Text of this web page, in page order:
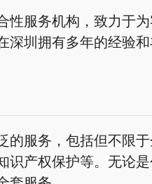
性服务机构，致力于
深圳拥有多年的经验
的服务，包括但不限
识产权保护等。无论